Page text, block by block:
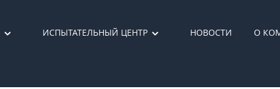
ИСПЫТАТЕЛЬНЫЙ ЦЕНТР НОВОСТИ О